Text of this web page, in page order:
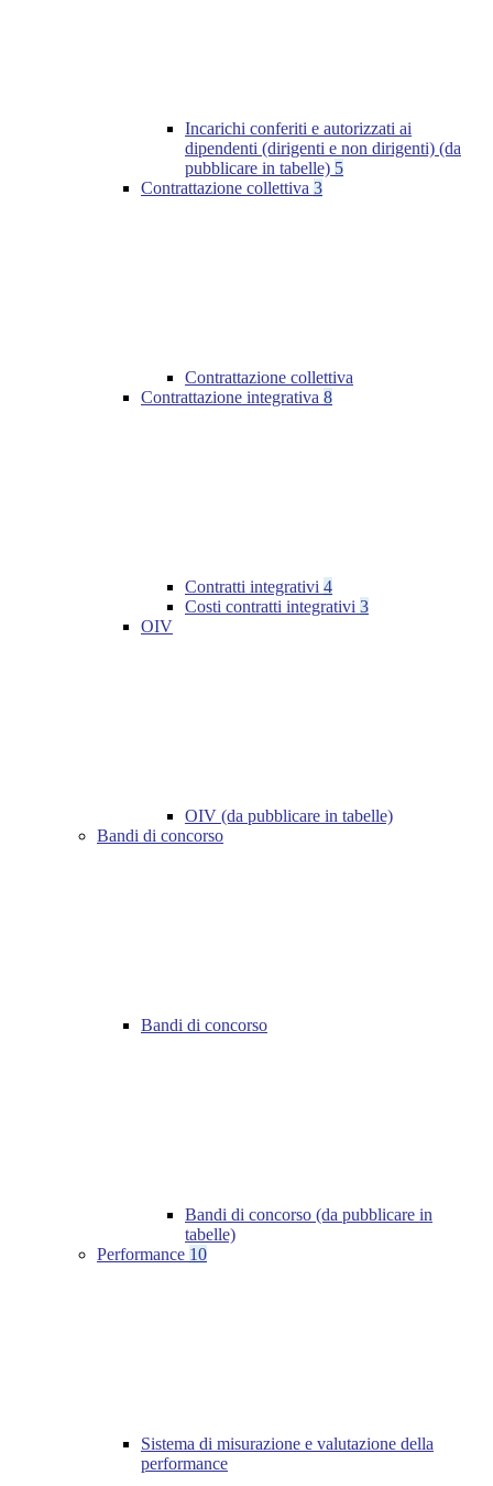
Incarichi conferiti e autorizzati ai
dipendenti (dirigenti e non dirigenti) (da
pubblicare in tabelle) 5
Contrattazione collettiva 3
Contrattazione collettiva
Contrattazione integrativa 8
Contratti integrativi 4
Costi contratti integrativi 3
OIV
OIV (da pubblicare in tabelle)
Bandi di concorso
Bandi di concorso
Bandi di concorso (da pubblicare in
tabelle)
Performance 10
Sistema di misurazione e valutazione della
performance